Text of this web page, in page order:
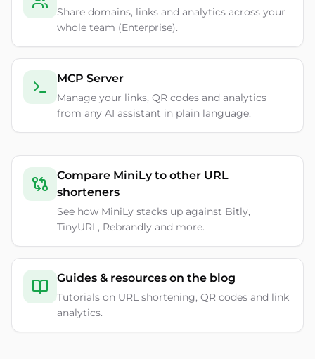
Share domains, links and analytics across your
whole team (Enterprise).
MCP Server
Manage your links, QR codes and analytics
from any AI assistant in plain language.
Compare MiniLy to other URL
shorteners
See how MiniLy stacks up against Bitly,
TinyURL, Rebrandly and more.
Guides & resources on the blog
Tutorials on URL shortening, QR codes and link
analytics.